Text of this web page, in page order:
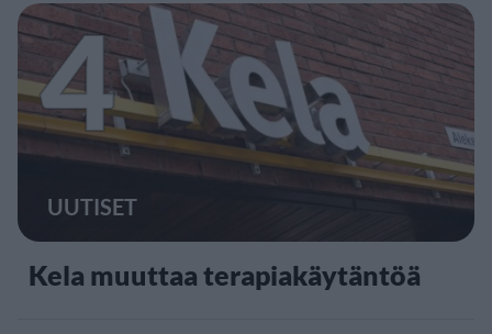
4
UUTISET
Kela muuttaa terapiakäytäntöä